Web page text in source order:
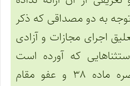
به دو مصداقی که ذکر
اجرای مجازات و آزادی
که آورده است
(مصادیق تبصره ماده ۳۸ و عفو مقام